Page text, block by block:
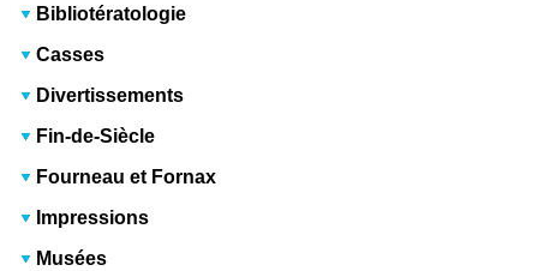
Bibliotératologie
Casses
Divertissements
Fin-de-Siècle
Fourneau et Fornax
Impressions
Musées